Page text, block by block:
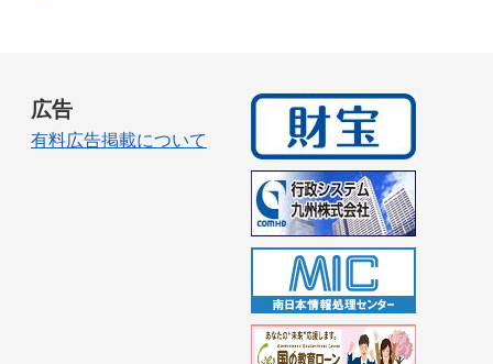
広告
有料広告掲載について